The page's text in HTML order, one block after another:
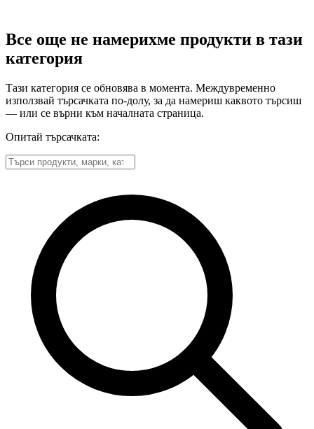
Все още не намерихме продукти в тази
категория
Тази категория се обновява в момента. Междувременно
използвай търсачката по-долу, за да намериш каквото търсиш
— или се върни към началната страница.
Опитай търсачката: